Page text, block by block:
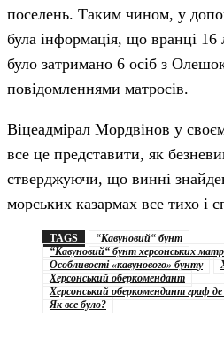
поселень. Таким чином, у
була інформація, що вранці 16
було затримано 6 осіб з
повідомленнями матросів.
Віцеадмірал Мордвінов у
все це представити, як
стверджуючи, що винні
морських казармах все тихо і
TAGS
“Кавуновий“ бунт
“Кавуновий“ бунт херсонських
Особливості «кавунового» бунту
Херсонський оберкомендант
Херсонський оберкомендант граф
Як все було?